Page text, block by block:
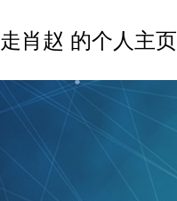
走肖赵 的个人主页